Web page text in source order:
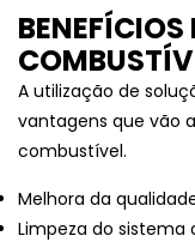
A utilização de
vantagens que vão
combustível.
Melhora da
Limpeza do sistema